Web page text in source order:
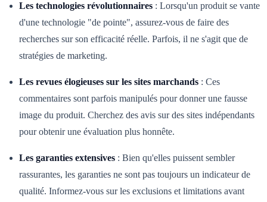
Les technologies révolutionnaires : Lorsqu'un produit se vante
d'une technologie "de pointe", assurez-vous de faire des
recherches sur son efficacité réelle. Parfois, il ne s'agit que de
stratégies de marketing.
Les revues élogieuses sur les sites marchands : Ces
commentaires sont parfois manipulés pour donner une fausse
image du produit. Cherchez des avis sur des sites indépendants
pour obtenir une évaluation plus honnête.
Les garanties extensives : Bien qu'elles puissent sembler
rassurantes, les garanties ne sont pas toujours un indicateur de
qualité. Informez-vous sur les exclusions et limitations avant